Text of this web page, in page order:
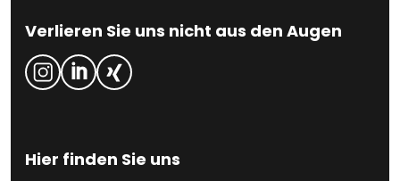
Verlieren Sie uns nicht aus den Augen
Hier finden Sie uns